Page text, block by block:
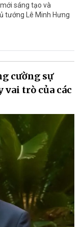
sáng tạo và
tướng Lê Minh Hưng
cường sự
vai trò của các